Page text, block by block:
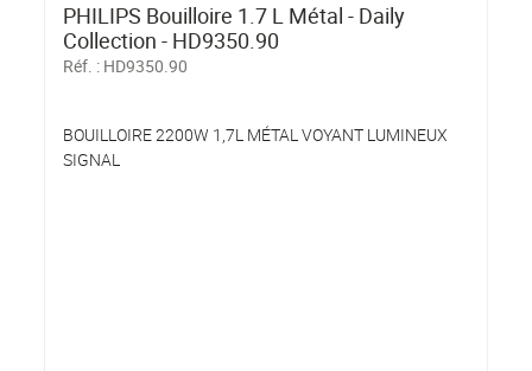
PHILIPS Bouilloire 1.7 L Métal - Daily
Collection - HD9350.90
Réf. : HD9350.90
BOUILLOIRE 2200W 1,7L MÉTAL VOYANT LUMINEUX
SIGNAL